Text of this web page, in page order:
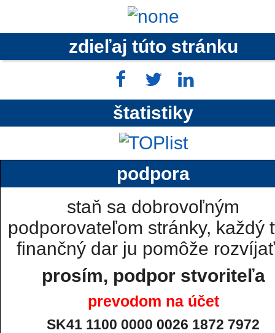
zdieľaj túto stránku
štatistiky
podpora
staň sa dobrovoľným
podporovateľom stránky, každý
finančný dar ju pomôže
prosím, podpor stvoriteľa
prevodom na účet
SK41 1100 0000 0026 1872 7972